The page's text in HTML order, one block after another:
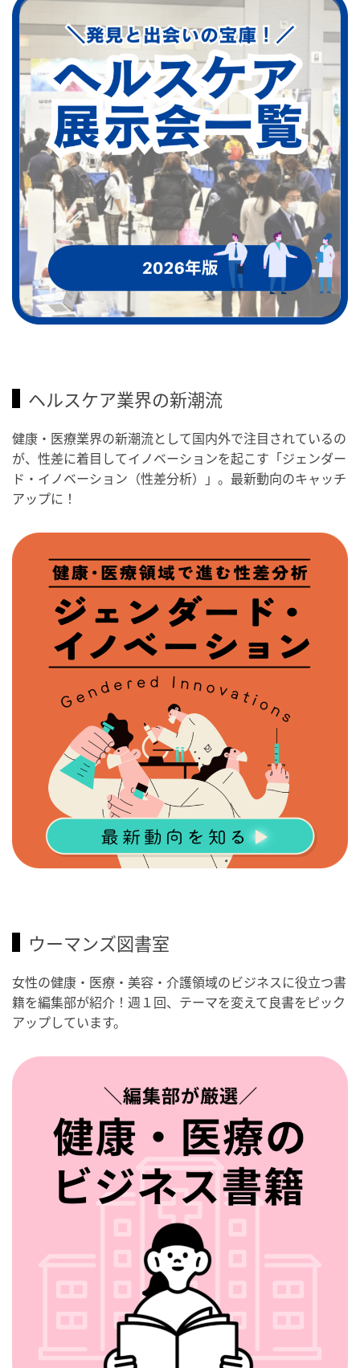
ヘルスケア業界の新潮流
健康・医療業界の新潮流として国内外で注目されているの
が、性差に着目してイノベーションを起こす「ジェンダー
ド・イノベーション（性差分析）」。最新動向のキャッチ
アップに！
ウーマンズ図書室
女性の健康・医療・美容・介護領域のビジネスに役立つ書
籍を編集部が紹介！週１回、テーマを変えて良書をピック
アップしています。